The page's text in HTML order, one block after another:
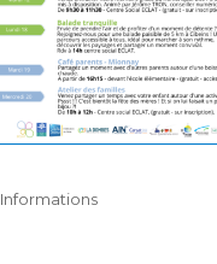
Catégories
Informations